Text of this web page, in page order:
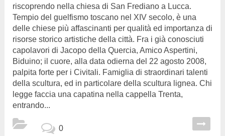
riscoprendo nella chiesa di San Frediano a Lucca.
Tempio del guelfismo toscano nel XIV secolo, è una
delle chiese più affascinanti per qualità ed importanza di
risorse storico artistiche della città. Fra i già conosciuti
capolavori di Jacopo della Quercia, Amico Aspertini,
Biduino; il cuore, alla data odierna del 22 agosto 2008,
palpita forte per i Civitali. Famiglia di straordinari talenti
della scultura, ed in particolare della scultura lignea. Chi
legge faccia una capatina nella cappella Trenta,
entrando...
0